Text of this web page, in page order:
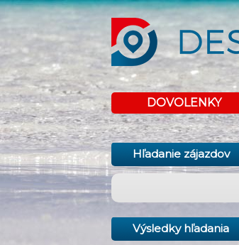
DOVOLENKY
Hľadanie zájazdov
Výsledky hľadania